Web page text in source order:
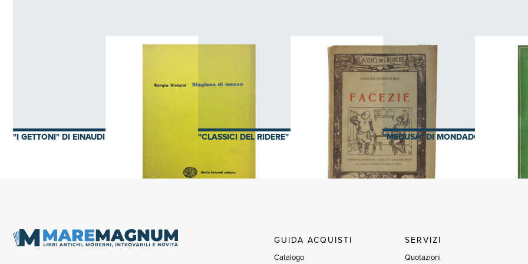
"I GETTONI" DI EINAUDI "CLASSICI DEL RIDERE" DI FORMIGGINI "MEDUSA" DI MONDADORI
GUIDA ACQUISTI
Catalogo
SERVIZI
Quotazioni